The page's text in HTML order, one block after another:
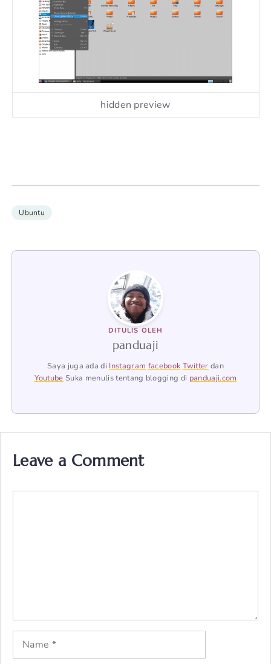
hidden preview
Ubuntu
DITULIS OLEH
panduaji
Saya juga ada di Instagram facebook Twitter dan
Youtube Suka menulis tentang blogging di panduaji.com
Leave a Comment
Name